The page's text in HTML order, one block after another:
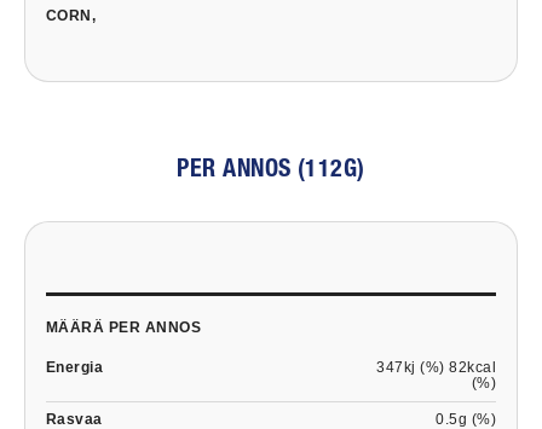
CORN,
PER ANNOS (112G)
MÄÄRÄ PER ANNOS
Energia
347kj (%) 82kcal
(%)
Rasvaa
0.5g (%)